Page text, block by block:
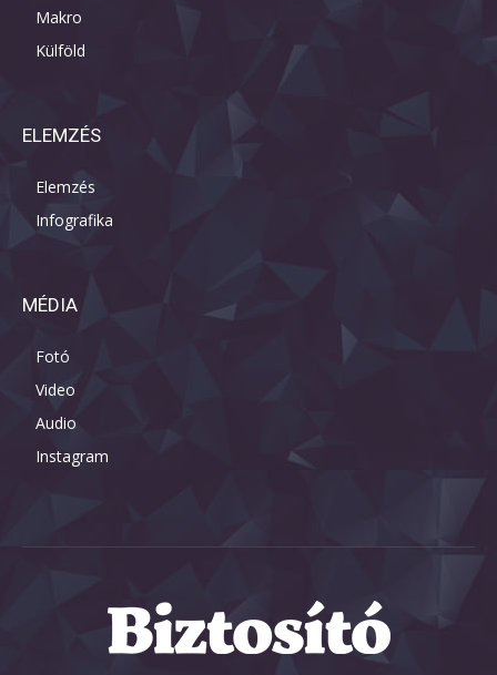
Makro
Külföld
ELEMZÉS
Elemzés
Infografika
MÉDIA
Fotó
Video
Audio
Instagram